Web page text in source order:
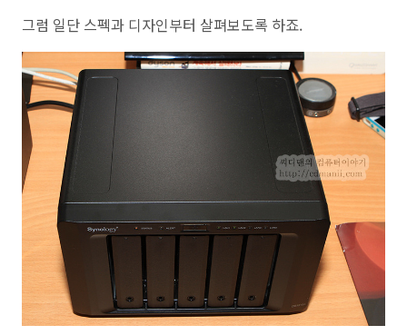
그럼 일단 스펙과 디자인부터 살펴보도록 하죠.